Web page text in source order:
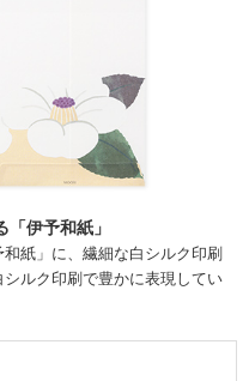
伊予和紙」
紙」に、繊細な白シルク印刷
ルク印刷で豊かに表現してい